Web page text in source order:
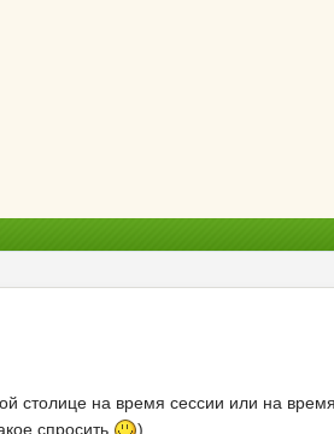
столице на время сессии или на
спросить
)